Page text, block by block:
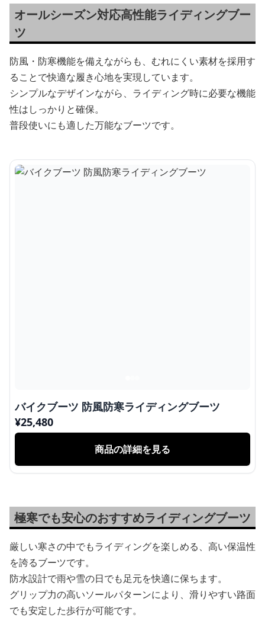
オールシーズン対応高性能ライディングブー
ツ
防風・防寒機能を備えながらも、むれにくい素材を採用す
ることで快適な履き心地を実現しています。
シンプルなデザインながら、ライディング時に必要な機能
性はしっかりと確保。
普段使いにも適した万能なブーツです。
バイクブーツ 防風防寒ライディングブーツ
¥25,480
商品の詳細を見る
極寒でも安心のおすすめライディングブーツ
厳しい寒さの中でもライディングを楽しめる、高い保温性
を誇るブーツです。
防水設計で雨や雪の日でも足元を快適に保ちます。
グリップ力の高いソールパターンにより、滑りやすい路面
でも安定した歩行が可能です。